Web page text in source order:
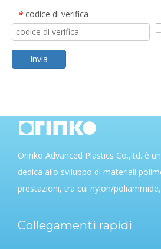
* codice di verifica
Invia
Orinko Advanced Plastics Co.,ltd. è
dedica allo sviluppo di materiali
prestazioni, tra cui nylon/
Collegamenti rapidi